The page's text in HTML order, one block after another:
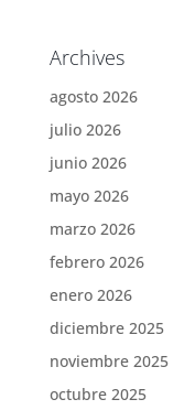
Archives
agosto 2026
julio 2026
junio 2026
mayo 2026
marzo 2026
febrero 2026
enero 2026
diciembre 2025
noviembre 2025
octubre 2025